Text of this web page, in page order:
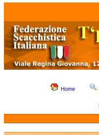
Home